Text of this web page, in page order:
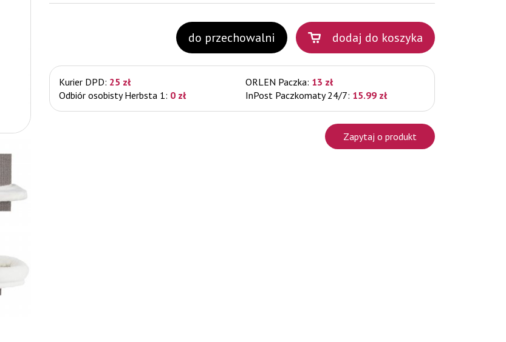
do przechowalni dodaj do koszyka
Kurier DPD: 25 zł ORLEN Paczka: 13 zł
Odbiór osobisty Herbsta 1: 0 zł InPost Paczkomaty 24/7: 15.99 zł
Zapytaj o produkt